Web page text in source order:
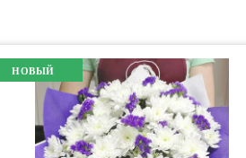
НОВЫЙ